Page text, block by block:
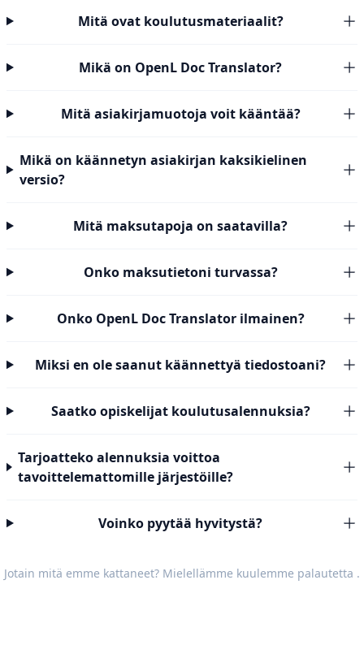
Mitä ovat koulutusmateriaalit?
Mikä on OpenL Doc Translator?
Mitä asiakirjamuotoja voit kääntää?
Mikä on käännetyn asiakirjan kaksikielinen
versio?
Mitä maksutapoja on saatavilla?
Onko maksutietoni turvassa?
Onko OpenL Doc Translator ilmainen?
Miksi en ole saanut käännettyä tiedostoani?
Saatko opiskelijat koulutusalennuksia?
Tarjoatteko alennuksia voittoa
tavoittelemattomille järjestöille?
Voinko pyytää hyvitystä?
Jotain mitä emme kattaneet? Mielellämme kuulemme palautetta .